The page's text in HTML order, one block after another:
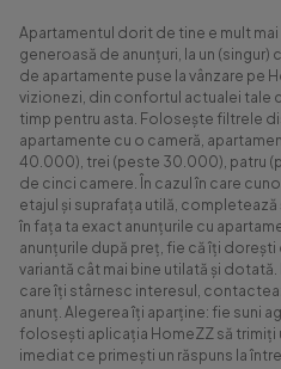
Apartamentul dorit de tine e mult
generoasă de anunțuri, la un
de apartamente puse la vânzare pe
vizionezi, din confortul actualei tale
timp pentru asta. Folosește filtrele
apartamente cu o cameră,
40.000), trei (peste 30.000), patru
de cinci camere. În cazul în care
etajul și suprafața utilă,
în fața ta exact anunțurile cu
anunțurile după preț, fie că îți
variantă cât mai bine utilată și
care îți stârnesc interesul,
anunț. Alegerea îți aparține: fie suni
folosești aplicația HomeZZ să trimiți
imediat ce primești un răspuns la